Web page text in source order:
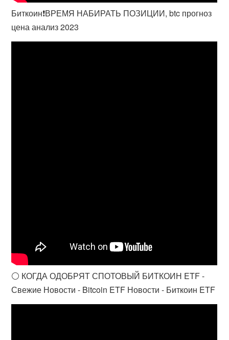
Биткоин❗️ВРЕМЯ НАБИРАТЬ ПОЗИЦИИ, btc прогноз
цена анализ 2023
⚪️ КОГДА ОДОБРЯТ СПОТОВЫЙ БИТКОИН ETF -
Свежие Новости - Bitcoin ETF Новости - Биткоин ETF